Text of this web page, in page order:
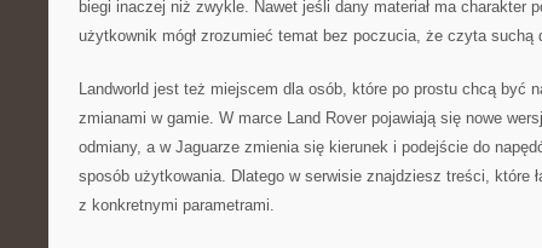
biegi inaczej niż zwykle. Nawet jeśli dany materiał ma charakter
użytkownik mógł zrozumieć temat bez poczucia, że czyta suchą
Landworld jest też miejscem dla osób, które po prostu chcą być
zmianami w gamie. W marce Land Rover pojawiają się nowe
odmiany, a w Jaguarze zmienia się kierunek i podejście do
sposób użytkowania. Dlatego w serwisie znajdziesz treści, które
z konkretnymi parametrami.